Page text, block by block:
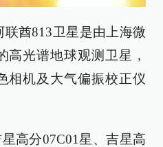
酋813卫星是由上海微
高光谱地球观测卫星，
相机及大气偏振校正仪
高分07C01星、吉星高